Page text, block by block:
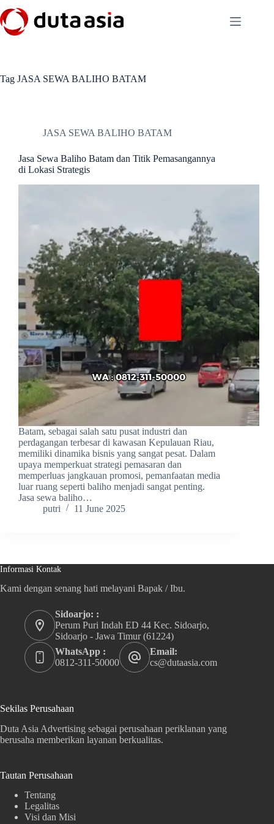
to
content
Tag JASA SEWA BALIHO BATAM
JASA SEWA BALIHO BATAM
Jasa Sewa Baliho Batam dan Titik Pemasangannya
di Lokasi Strategis
Batam, sebagai salah satu pusat industri dan
perdagangan terbesar di kawasan Kepulauan Riau,
memiliki dinamika bisnis yang sangat pesat. Dalam
upaya memperkuat strategi pemasaran dan
memperluas jangkauan promosi, pemanfaatan media
luar ruang seperti baliho menjadi sangat penting.
Jasa sewa baliho…
putri
11 June 2025
Informasi Kontak
Kami dengan senang hati melayani Bapak / Ibu.
Sidoarjo: :
Perum Puri Indah ED 44 Kec. Sidoarjo,
Sidoarjo - Jawa Timur (61224)
WhatsApp :
0812-311-50000
Email:
cs@dutaasia.com
Sekilas Perusahaan
Duta Asia Advertising sebagai perusahaan periklanan yang
berusaha memberikan layanan berkualitas.
Tautan Perusahaan
Tentang
Legalitas
Visi dan Misi